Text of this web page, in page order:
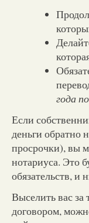
года
Если
деньги обратно
просрочки), вы
нотариуса. Это
обязательств, и
Выселить вас
договором,